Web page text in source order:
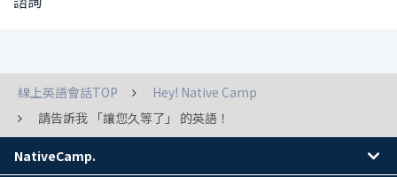
線上英語會話TOP
Hey! Native Camp
請告訴我 「讓您久等了」 的英語！
NativeCamp.